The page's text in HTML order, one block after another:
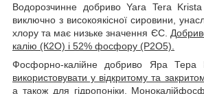
Водорозчинне добриво Yara Tera Krista
виключно з високоякісної сировини,
хлору та має низьке значення ЄС.
калію (К2О) і 52% фосфору (Р2О5).
Фосфорно-калійне добриво Яра Тера
використовувати у відкритому та
а також для гідропоніки .